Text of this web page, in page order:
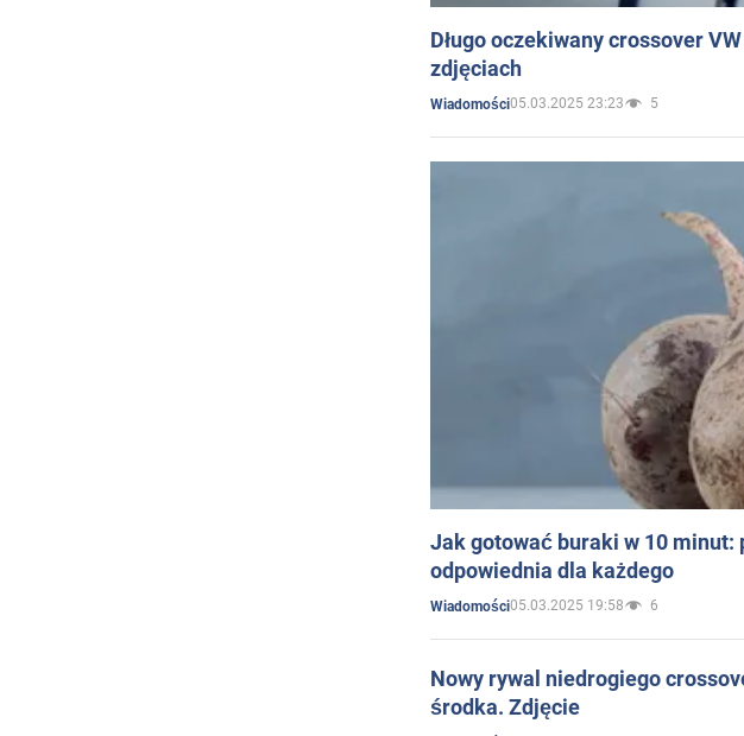
Długo oczekiwany crossover
zdjęciach
Wiadomości05.03.2025 23:23 5
Jak gotować buraki w 10 minut:
odpowiednia dla każdego
Wiadomości05.03.2025 19:58 6
Nowy rywal niedrogiego
środka. Zdjęcie